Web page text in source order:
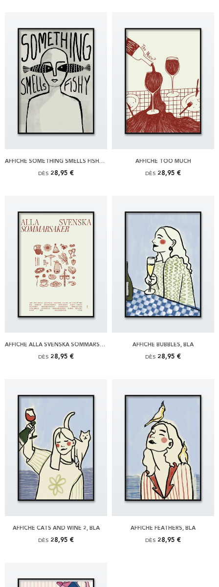
AFFICHE SOMETHING SMELLS FISHY, VIT
DÈS 28,95 €
AFFICHE TOO MUCH
DÈS 28,95 €
AFFICHE ALLA SVENSKA SOMMARSAKER, RÖD
DÈS 28,95 €
AFFICHE BUBBLES, BLÅ
DÈS 28,95 €
AFFICHE CATS AND WINE 2, BLÅ
DÈS 28,95 €
AFFICHE FEATHERS, BLÅ
DÈS 28,95 €